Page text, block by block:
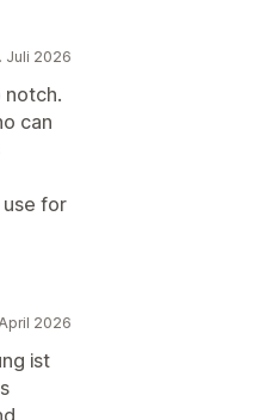
Juli 2026
notch.
can
for
2026
ist